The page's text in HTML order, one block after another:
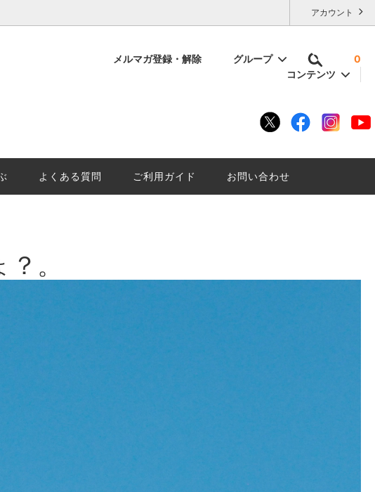
アカウント
0
メルマガ登録・解除 グループ
コンテンツ
残暑厳しい夏に「にごり酒は」はいかが
よくある質問 ご利用ガイド お問い合わせ
。